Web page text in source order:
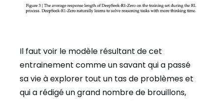
Il faut voir le modèle résultant de cet
entrainement comme un savant qui a passé
sa vie à explorer tout un tas de problèmes et
qui a rédigé un grand nombre de brouillons,